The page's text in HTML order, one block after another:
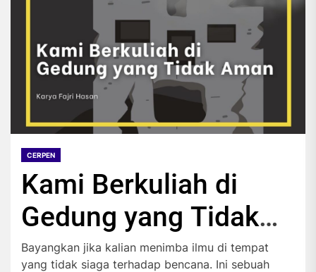
CERPEN
Kami Berkuliah di
Gedung yang Tidak
Aman
Bayangkan jika kalian menimba ilmu di tempat
yang tidak siaga terhadap bencana. Ini sebuah